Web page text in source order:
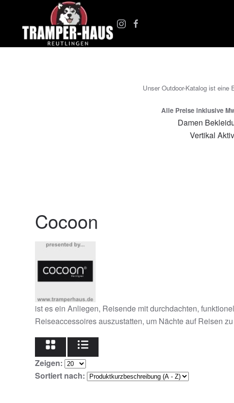
Zum Hauptinhalt springen
Unser Outdoor-Katalog ist eine
Alle Preise inklusive
Damen
Vertikal
Cocoon
ist es ein Anliegen, Reisende mit durchdachten,
Reiseaccessoires auszustatten, um Nächte auf Reisen
Zeigen:
Sortiert nach: